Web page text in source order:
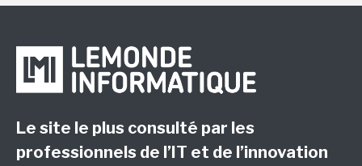
Le site le plus consulté par les
professionnels de l’IT et de l’innovation